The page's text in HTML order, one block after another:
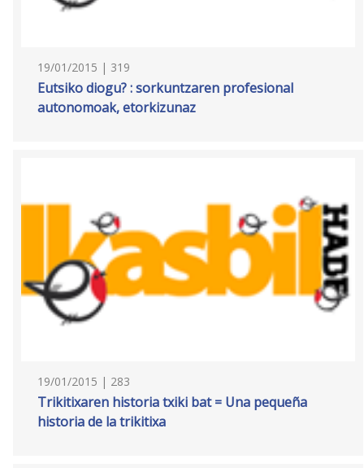
19/01/2015 | 319
Eutsiko diogu? : sorkuntzaren profesional
autonomoak, etorkizunaz
19/01/2015 | 283
Trikitixaren historia txiki bat = Una pequeña
historia de la trikitixa